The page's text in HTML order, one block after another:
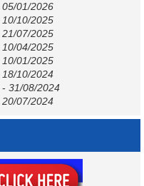
05/01/2026
10/10/2025
21/07/2025
10/04/2025
10/01/2025
18/10/2024
- 31/08/2024
20/07/2024